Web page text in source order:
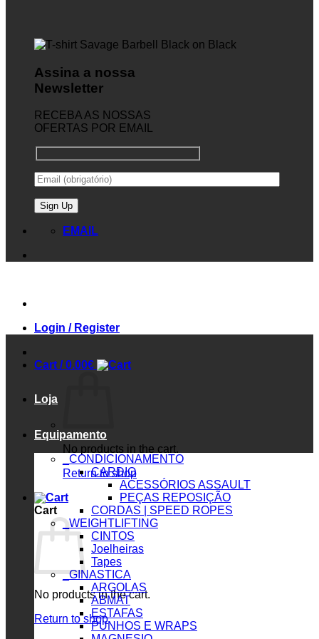
Assina a nossa
Newsletter
RECEBA AS NOSSAS
OFERTAS POR EMAIL
EMAIL
Login / Register
Cart /0.00€
No products in the cart.
Return to shop
Cart
No products in the cart.
Return to shop
Loja
Equipamento
_CONDICIONAMENTO
CARDIO
ACESSÓRIOS ASSAULT
PEÇAS REPOSIÇÃO
CORDAS | SPEED ROPES
_WEIGHTLIFTING
CINTOS
Joelheiras
Tapes
_GINASTICA
ARGOLAS
ABMAT
ESTAFAS
PUNHOS E WRAPS